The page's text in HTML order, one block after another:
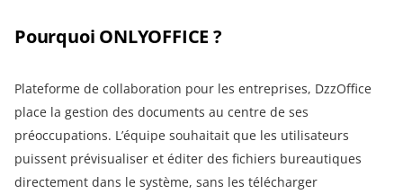
Pourquoi ONLYOFFICE ?
Plateforme de collaboration pour les entreprises, DzzOffice
place la gestion des documents au centre de ses
préoccupations. L’équipe souhaitait que les utilisateurs
puissent prévisualiser et éditer des fichiers bureautiques
directement dans le système, sans les télécharger